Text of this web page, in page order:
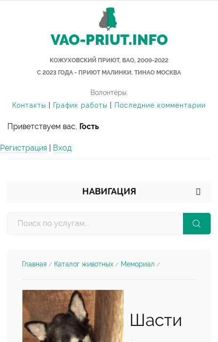
VAO-PRIUT.INFO
КОЖУХОВСКИЙ ПРИЮТ, ВАО, 2009-2022
С 2023 ГОДА - ПРИЮТ МАЛИНКИ, ТИНАО МОСКВА
Волонтёры:
Контакты
График работы Последние комментарии
Приветствуем вас, Гость
Регистрация Вход
НАВИГАЦИЯ
Главная / Каталог животных / Мемориал /
Шасти